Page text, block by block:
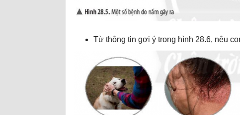
Từ thông tin gợi ý trong hình 28.6, nêu